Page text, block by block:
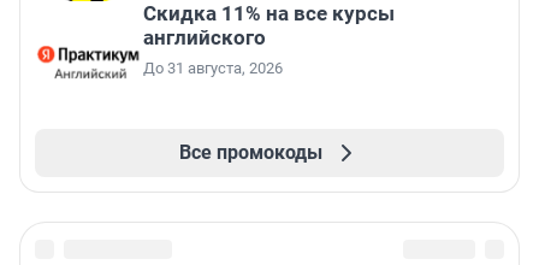
Скидка 11% на все курсы
английского
До 31 августа, 2026
Все промокоды